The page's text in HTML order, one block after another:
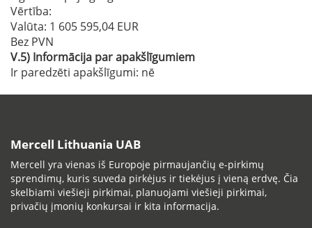
Vērtība:
Valūta: 1 605 595,04 EUR
Bez PVN
V.5) Informācija par apakšlīgumiem
Ir paredzēti apakšlīgumi: nē
Mercell Lithuania UAB
Mercell yra vienas iš Europoje pirmaujančių e-pirkimų
sprendimų, kuris suveda pirkėjus ir tiekėjus į vieną erdvę. Čia
skelbiami viešieji pirkimai, planuojami viešieji pirkimai,
privačių įmonių konkursai ir kita informacija.